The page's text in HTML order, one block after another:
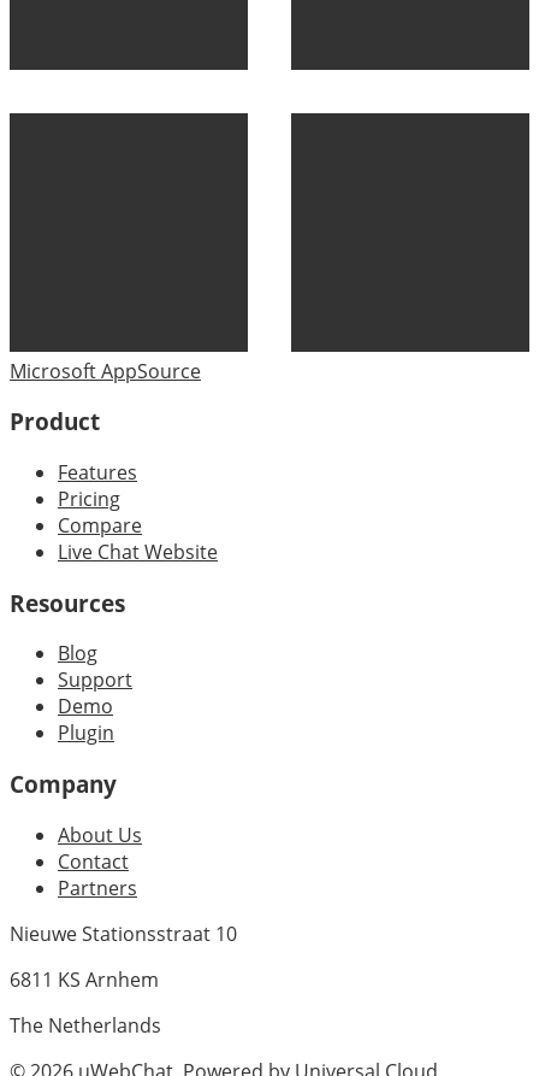
Microsoft AppSource
Product
Features
Pricing
Compare
Live Chat Website
Resources
Blog
Support
Demo
Plugin
Company
About Us
Contact
Partners
Nieuwe Stationsstraat 10
6811 KS Arnhem
The Netherlands